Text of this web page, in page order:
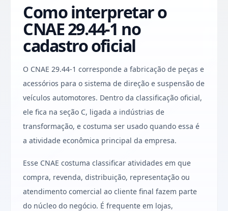
Como interpretar o
CNAE 29.44-1 no
cadastro oficial
O CNAE 29.44-1 corresponde a fabricação de peças e
acessórios para o sistema de direção e suspensão de
veículos automotores. Dentro da classificação oficial,
ele fica na seção C, ligada a indústrias de
transformação, e costuma ser usado quando essa é
a atividade econômica principal da empresa.
Esse CNAE costuma classificar atividades em que
compra, revenda, distribuição, representação ou
atendimento comercial ao cliente final fazem parte
do núcleo do negócio. É frequente em lojas,